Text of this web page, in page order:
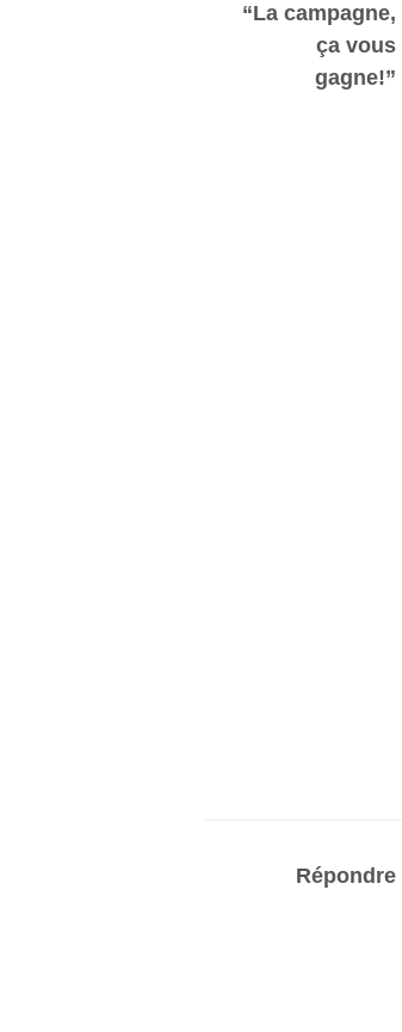
“La campagne,
ça vous
gagne!”
Répondre